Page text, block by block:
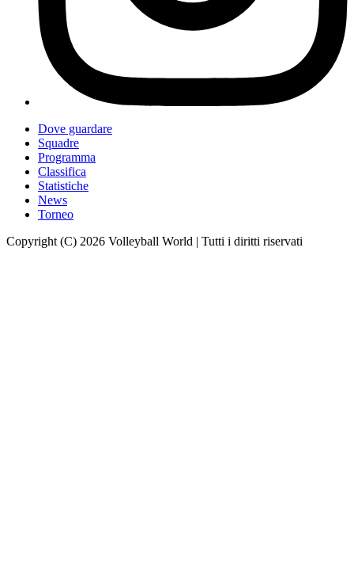
Dove guardare
Squadre
Programma
Classifica
Statistiche
News
Torneo
Copyright (C) 2026 Volleyball World | Tutti i diritti riservati